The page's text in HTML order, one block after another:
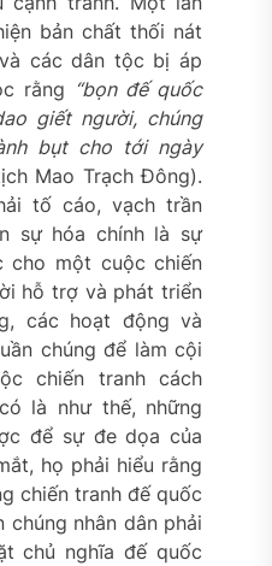
bản chất thối nát
các dân tộc bị áp
rằng “bọn đế quốc
giết người, chúng
bụt cho tới ngày
Mao Trạch Đông).
tố cáo, vạch trần
sự hóa chính là sự
cho một cuộc chiến
hỗ trợ và phát triển
các hoạt động và
chúng để làm cội
chiến tranh cách
là như thế, những
để sự đe dọa của
họ phải hiểu rằng
chiến tranh đế quốc
nhân dân phải
chủ nghĩa đế quốc